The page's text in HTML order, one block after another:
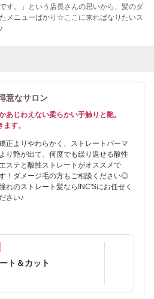
す。」という店長さんの思いから、髪のダ
メニューばかり☆ここに来ればなりたいス
意なサロン
あじわえない柔らかい手触りと艶。
す。
正よりやわらかく、ストレートパーマ
より艶が出て、何度でも繰り返せる酸性
エステと酸性ストレートがオススメで
！ダメージ毛の方もご相談ください◎
れのストレート髪ならINC'Sにお任せく
さい♪
ト＆カット